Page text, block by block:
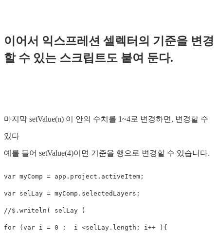
이어서 익스프레션 셀렉터의 기준을 변경
할 수 있는 스크립트도 붙여 둔다.
마지막 setValue(n) 이 안의 수치를 1~4로 변경하면, 변경할 수
있다
예를 들어 setValue(4)이면 기준을 행으로 변경할 수 있습니다.
var myComp = app . project . activeItem ;
var selLay = myComp . selectedLayers ;
//$.writeln( selLay )
for (var i = 0 ; i <selLay . length ; i ++ ){